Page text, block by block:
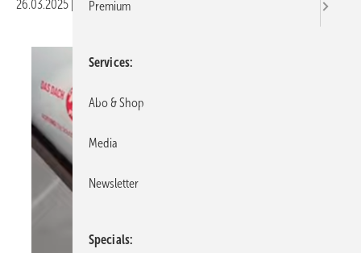
26.03.2025 Druckvorschau
Premium
Services
Abo & Shop
Media
Newsletter
Specials